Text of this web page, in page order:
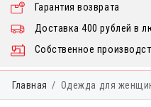
Собственное
Гарантия возврата
Доставка 400 рублей в
Главная Одежда для